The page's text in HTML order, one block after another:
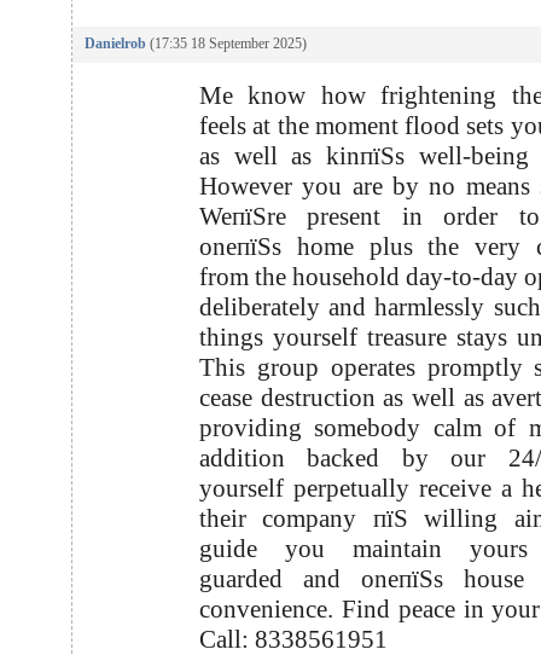
Danielrob (17:35 18 September 2025)
Me know how frightening
feels at the moment flood sets
as well as kinпїЅs well-
However you are by no means
WeпїЅre present in order
oneпїЅs home plus the very
from the household day-to-day
deliberately and harmlessly
things yourself treasure stays
This group operates promptly
cease destruction as well as
providing somebody calm of
addition backed by our
yourself perpetually receive a
their company пїЅ willing
guide you maintain
guarded and oneпїЅs
convenience. Find peace in
Call: 8338561951